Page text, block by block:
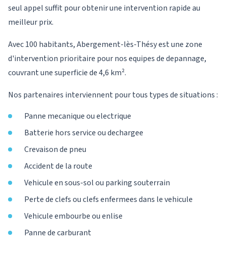
seul appel suffit pour obtenir une intervention rapide au
meilleur prix.
Avec 100 habitants, Abergement-lès-Thésy est une zone
d'intervention prioritaire pour nos equipes de depannage,
couvrant une superficie de 4,6 km².
Nos partenaires interviennent pour tous types de situations :
Panne mecanique ou electrique
Batterie hors service ou dechargee
Crevaison de pneu
Accident de la route
Vehicule en sous-sol ou parking souterrain
Perte de clefs ou clefs enfermees dans le vehicule
Vehicule embourbe ou enlise
Panne de carburant